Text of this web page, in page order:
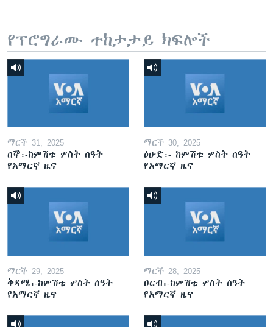
የፕሮግራሙ ተከታታይ ክፍሎች
ማርች 31, 2025
ሰኞ፡-ከምሽቱ ሦስት ሰዓት
የአማርኛ ዜና
ማርች 30, 2025
ዕሁድ፡- ከምሽቱ ሦስት ሰዓት
የአማርኛ ዜና
ማርች 29, 2025
ቅዳሜ፡-ከምሽቱ ሦስት ሰዓት
የአማርኛ ዜና
ማርች 28, 2025
ዐርብ፡-ከምሽቱ ሦስት ሰዓት
የአማርኛ ዜና